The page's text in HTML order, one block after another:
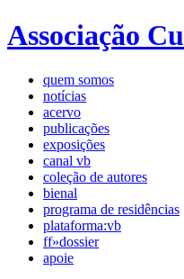
Associação
quem somos
notícias
acervo
publicações
exposições
canal vb
coleção de autores
bienal
programa de residências
plataforma:vb
ff»dossier
apoie